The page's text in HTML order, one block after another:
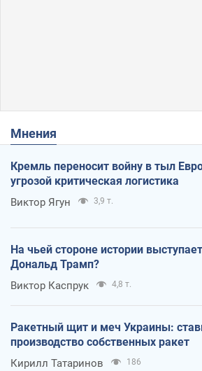
Мнения
Кремль переносит войну в тыл
угрозой критическая логистика
Виктор Ягун 3,9 т.
На чьей стороне истории выступает
Дональд Трамп?
Виктор Каспрук 4,8 т.
Ракетный щит и меч Украины:
производство собственных ракет
Кирилл Татаринов 186